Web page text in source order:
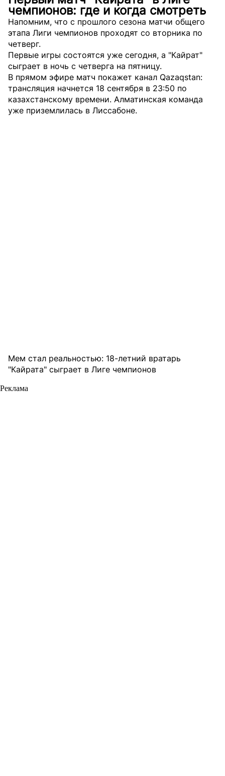
чемпионов: где и когда смотреть
Напомним, что с прошлого сезона матчи общего
этапа Лиги чемпионов проходят со вторника по
четверг.
Первые игры состоятся уже сегодня, а "Кайрат"
сыграет в ночь с четверга на пятницу.
В прямом эфире матч покажет канал Qazaqstan:
трансляция начнется 18 сентября в 23:50 по
казахстанскому времени. Алматинская команда
уже приземлилась в Лиссабоне.
Мем стал реальностью: 18-летний вратарь
"Кайрата" сыграет в Лиге чемпионов
Реклама